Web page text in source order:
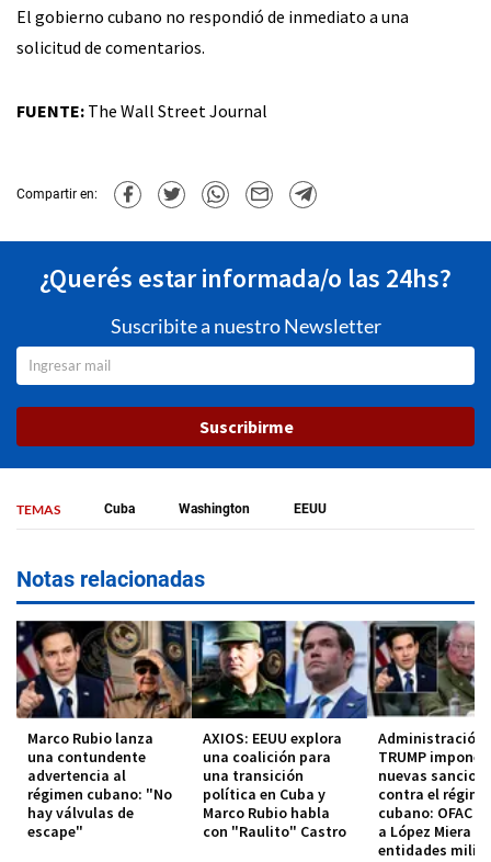
El gobierno cubano no respondió de inmediato a una
solicitud de comentarios.
FUENTE: The Wall Street Journal
Compartir en:
¿Querés estar informada/o las 24hs?
Suscribite a nuestro Newsletter
Suscribirme
TEMAS Cuba Washington EEUU
Notas relacionadas
Marco Rubio lanza
una contundente
advertencia al
régimen cubano: "No
hay válvulas de
escape"
AXIOS: EEUU explora
una coalición para
una transición
política en Cuba y
Marco Rubio habla
con "Raulito" Castro
Administración
TRUMP impone
nuevas
contra el
cubano: OFAC
a López Miera y
entidades